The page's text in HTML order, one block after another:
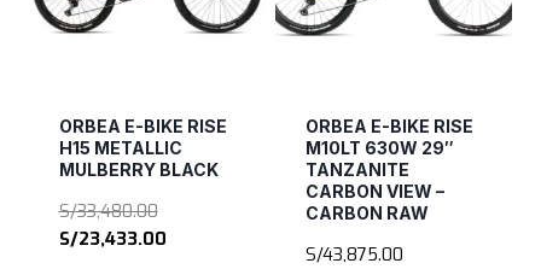
ORBEA E-BIKE RISE
H15 METALLIC
MULBERRY BLACK
S/33,480.00El
precio
S/23,433.00El
ORBEA E-BIKE RISE
M10LT 630W 29″
TANZANITE
CARBON VIEW –
CARBON RAW
S/43,875.00